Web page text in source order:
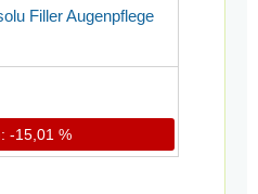
Filler Augenpflege
-15,01 %